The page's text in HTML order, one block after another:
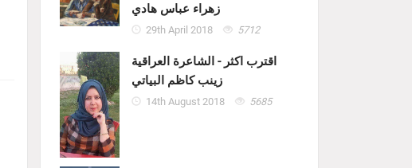
زهراء عباس هادي
29th April 2018 5712
اقترب اكثر - الشاعرة العراقية
زينب كاظم البياتي
14th August 2018 5685